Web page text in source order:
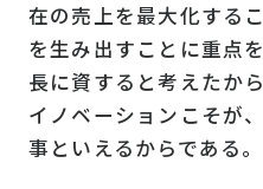
在の売上を最大化する
を生み出すことに重点
長に資すると考えたか
イノベーションこそが
事といえるからである。